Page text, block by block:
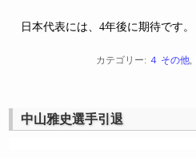
日本代表には、4年後に期待です。
カテゴリー: ４ その他,
中山雅史選手引退